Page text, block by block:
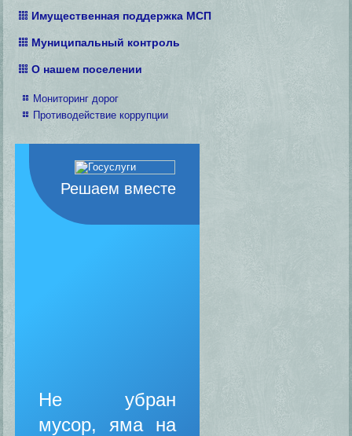
Имущественная поддержка МСП
Муниципальный контроль
О нашем поселении
Мониторинг дорог
Противодействие коррупции
Решаем вместе
Не убран
мусор, яма на